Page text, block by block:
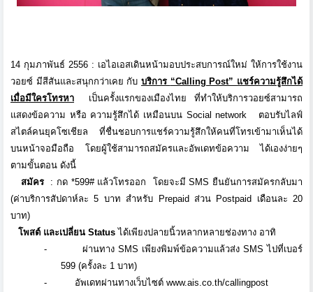
14 กุมภาพันธ์ 2556 : เอไอเอสเดินหน้ามอบประสบการณ์ใหม่ ให้การใช้งาน
วอยซ์ มีสีสันและสนุกกว่าเคย กับ บริการ “Calling Post” แชร์ความรู้สึกได้
เมื่อมีใครโทรหา
เป็นครั้งแรกของเมืองไทย ที่ทำให้บริการวอยซ์สามารถ
แสดงข้อความ หรือ ความรู้สึกได้ เหมือนบน Social network ตอบรับไลฟ์
สไตล์คนยุคโซเชียล ที่ชื่นชอบการแชร์ความรู้สึกให้คนที่โทรเข้ามาเห็นได้
บนหน้าจอมือถือ โดยผู้ใช้สามารถสมัครและอัพเดทข้อความ ได้เองง่ายๆ
ตามขั้นตอน ดังนี้
สมัคร : กด *599# แล้วโทรออก โดยจะมีSMS ยืนยันการสมัครกลับมา
(ค่าบริการสัปดาห์ละ 5 บาท สำหรับ
Prepaid ส่วน Postpaid เดือนละ 20
บาท)
โพสต์ และเปลี่ยน Status ได้เพียงปลายนิ้วหลากหลายช่องทาง อาทิ
-
ผ่านทาง SMS เพียงพิมพ์ข้อความแล้วส่ง SMS ไปที่เบอร์
599 (ครั้งละ 1 บาท)
-
อัพเดทผ่านทางเว็บไซต์ www.ais.co.th/callingpost